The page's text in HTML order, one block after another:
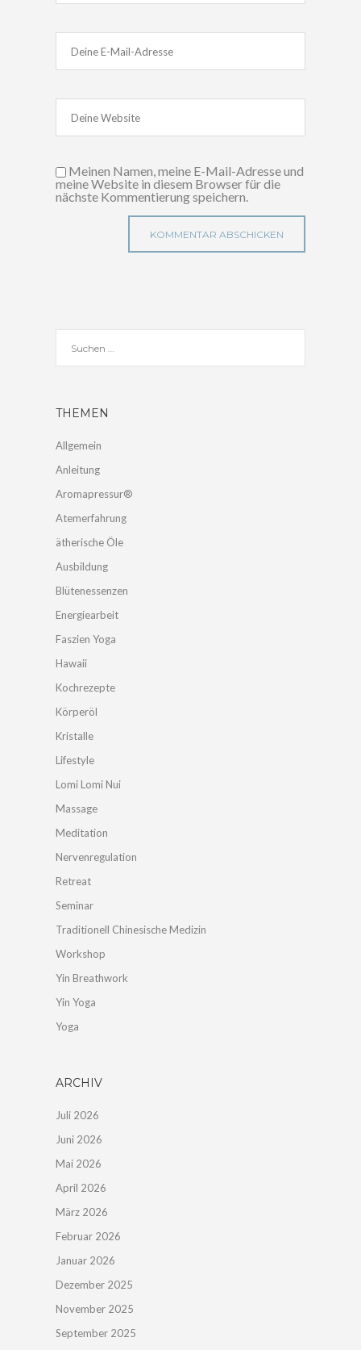
Meinen Namen, meine E-Mail-Adresse und
meine Website in diesem Browser für die
nächste Kommentierung speichern.
THEMEN
Allgemein
Anleitung
Aromapressur®
Atemerfahrung
ätherische Öle
Ausbildung
Blütenessenzen
Energiearbeit
Faszien Yoga
Hawaii
Kochrezepte
Körperöl
Kristalle
Lifestyle
Lomi Lomi Nui
Massage
Meditation
Nervenregulation
Retreat
Seminar
Traditionell Chinesische Medizin
Workshop
Yin Breathwork
Yin Yoga
Yoga
ARCHIV
Juli 2026
Juni 2026
Mai 2026
April 2026
März 2026
Februar 2026
Januar 2026
Dezember 2025
November 2025
September 2025